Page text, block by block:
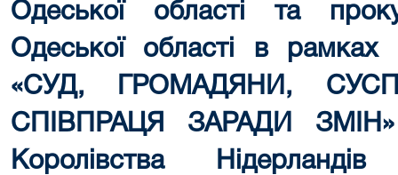
Одеської області та
Одеської області в рамках
«СУД, ГРОМАДЯНИ,
СПІВПРАЦЯ ЗАРАДИ ЗМІН»
Королівства